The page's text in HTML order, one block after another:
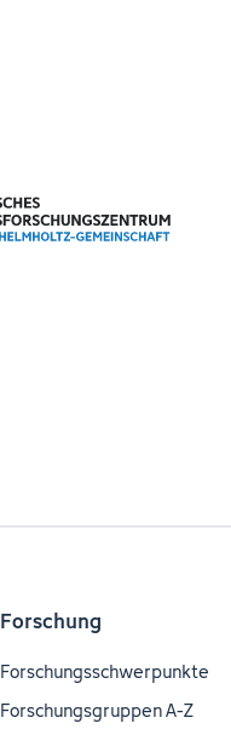
Forschung
Forschungsschwerpunkte
Forschungsgruppen A-Z